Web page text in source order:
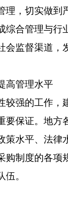
理，切实做到
合管理与行
会监督渠道，
管理水平
强的工作，
要保证。地方
水平、法律
购制度的各项
。